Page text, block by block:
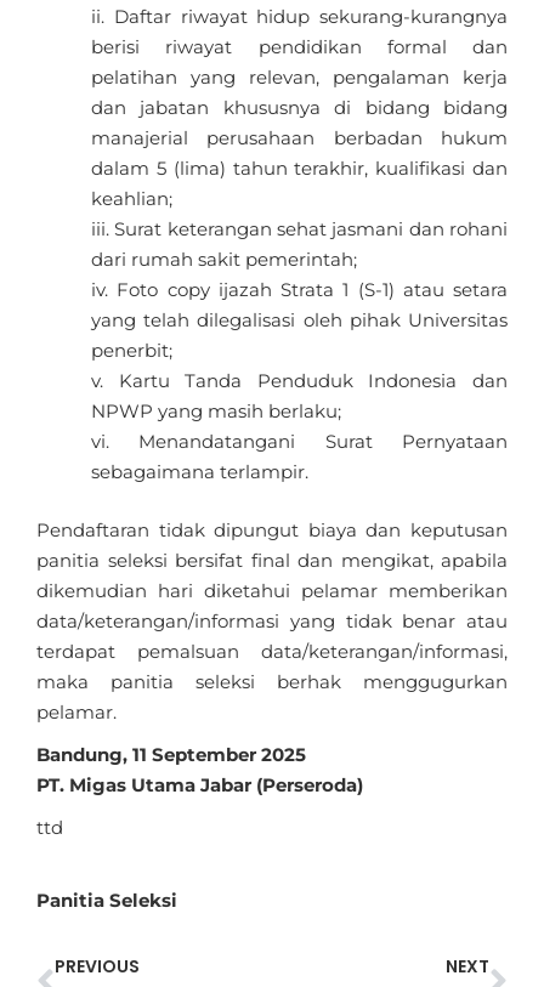
Daftar riwayat hidup sekurang-kurangnya
berisi riwayat pendidikan formal dan
pelatihan yang relevan, pengalaman kerja
dan jabatan khususnya di bidang bidang
manajerial perusahaan berbadan hukum
dalam 5 (lima) tahun terakhir, kualifikasi dan
keahlian;
Surat keterangan sehat jasmani dan rohani
dari rumah sakit pemerintah;
Foto copy ijazah Strata 1 (S-1) atau setara
yang telah dilegalisasi oleh pihak Universitas
penerbit;
Kartu Tanda Penduduk Indonesia dan
NPWP yang masih berlaku;
Menandatangani Surat Pernyataan
sebagaimana terlampir.
Pendaftaran tidak dipungut biaya dan keputusan
panitia seleksi bersifat final dan mengikat, apabila
dikemudian hari diketahui pelamar memberikan
data/keterangan/informasi yang tidak benar atau
terdapat pemalsuan data/keterangan/informasi,
maka panitia seleksi berhak menggugurkan
pelamar.
Bandung, 11 September 2025
PT. Migas Utama Jabar (Perseroda)
ttd
Panitia Seleksi
PREVIOUS NEXT